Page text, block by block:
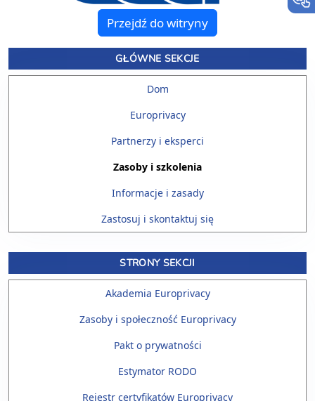
Przejdź do witryny
GŁÓWNE SEKCJE
Dom
Europrivacy
Partnerzy i eksperci
Zasoby i szkolenia
Informacje i zasady
Zastosuj i skontaktuj się
STRONY SEKCJI
Akademia Europrivacy
Zasoby i społeczność Europrivacy
Pakt o prywatności
Estymator RODO
Rejestr certyfikatów Europrivacy